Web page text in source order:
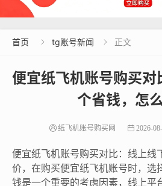
首页  tg账号新闻  正文
便宜纸飞机账号购买对
个省钱，怎
纸飞机账号购买网 2026-
便宜纸飞机账号购买对比：线上线
价，在购买便宜纸飞机账号时，选
钱是一个重要的考虑因素，线上平